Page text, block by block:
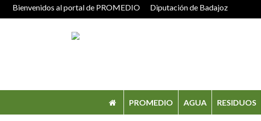
Bienvenidos al portal de PROMEDIO Diputación de Badajoz
PROMEDIO AGUA RESIDUOS